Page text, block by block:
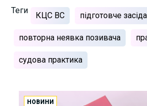
Теги
КЦС ВС підготовче
повторна неявка позивача
судова практика
НОВИНИ